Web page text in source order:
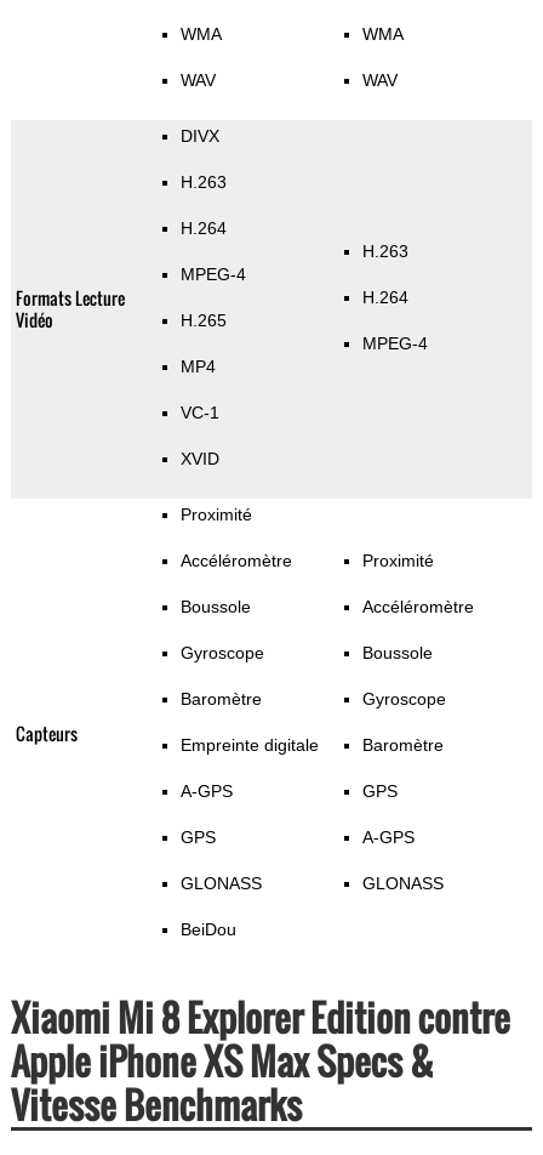
WMA
WAV
WMA
WAV
Formats Lecture
Vidéo
DIVX
H.263
H.264
MPEG-4
H.265
MP4
VC-1
XVID
H.263
H.264
MPEG-4
Capteurs
Proximité
Accéléromètre
Boussole
Gyroscope
Baromètre
Empreinte digitale
A-GPS
GPS
GLONASS
BeiDou
Proximité
Accéléromètre
Boussole
Gyroscope
Baromètre
GPS
A-GPS
GLONASS
Xiaomi Mi 8 Explorer Edition contre
Apple iPhone XS Max Specs &
Vitesse Benchmarks